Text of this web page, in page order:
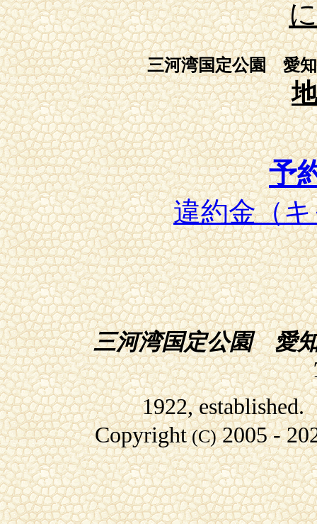
三河湾国定公園 愛知
予
違約金（
三河湾国定公園 愛
1922,
Copyright(C)2005-